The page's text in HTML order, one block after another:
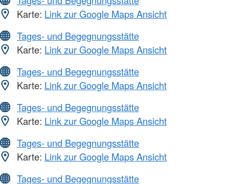
Karte: Link zur Google Maps Ansicht
Tages- und Begegnungsstätte
Karte: Link zur Google Maps Ansicht
Tages- und Begegnungsstätte
Karte: Link zur Google Maps Ansicht
Tages- und Begegnungsstätte
Karte: Link zur Google Maps Ansicht
Tages- und Begegnungsstätte
Karte: Link zur Google Maps Ansicht
Tages- und Begegnungsstätte